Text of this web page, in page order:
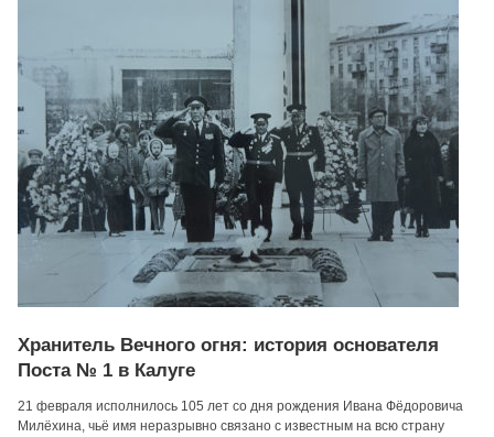
Хранитель Вечного огня: история основателя
Поста № 1 в Калуге
21 февраля исполнилось 105 лет со дня рождения Ивана Фёдоровича
Милёхина, чьё имя неразрывно связано с известным на всю страну